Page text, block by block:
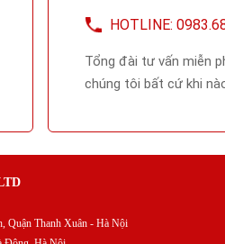
HOTLINE:
Tổng đài tư vấn miễn
chúng tôi bất cứ khi
Quận Thanh Xuân - Hà Nội